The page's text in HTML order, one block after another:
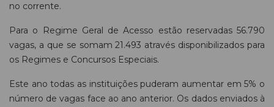
no corrente.
Para o Regime Geral de Acesso estão reservadas 56.790
vagas, a que se somam 21.493 através disponibilizados para
os Regimes e Concursos Especiais.
Este ano todas as instituições puderam aumentar em 5% o
número de vagas face ao ano anterior. Os dados enviados à